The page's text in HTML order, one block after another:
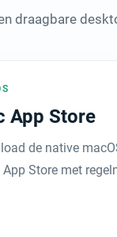
draagbare
App Store
de native
App Store met